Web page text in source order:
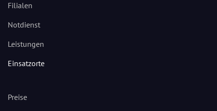
Filialen
Notdienst
Leistungen
Einsatzorte
Preise